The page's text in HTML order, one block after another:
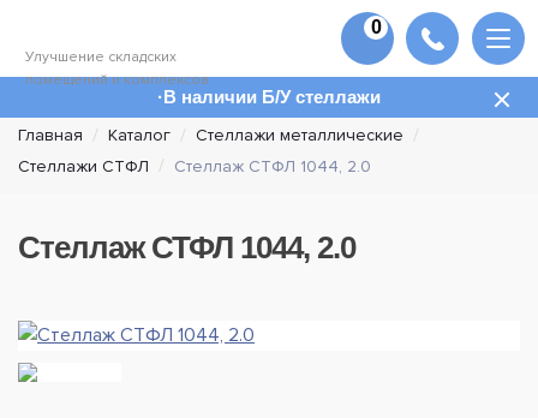
Улучшение складских
помещений и комплексов
0
В наличии Б/У стеллажи
Главная
Каталог
Стеллажи металлические
Стеллажи СТФЛ
Стеллаж СТФЛ 1044, 2.0
Стеллаж СТФЛ 1044, 2.0